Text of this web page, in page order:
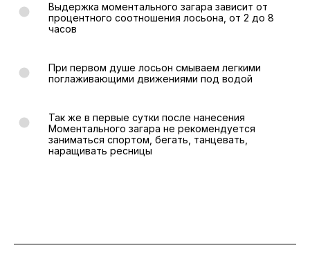
Выдержка моментального загара зависит от
процентного соотношения лосьона, от 2 до 8
часов
При первом душе лосьон смываем легкими
поглаживающими движениями под водой
Так же в первые сутки после нанесения
Моментального загара не рекомендуется
заниматься спортом, бегать, танцевать,
наращивать ресницы